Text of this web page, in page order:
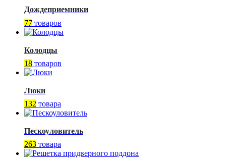
Дождеприемники
77 товаров
Колодцы
18 товаров
Люки
132 товара
Пескоуловитель
263 товара